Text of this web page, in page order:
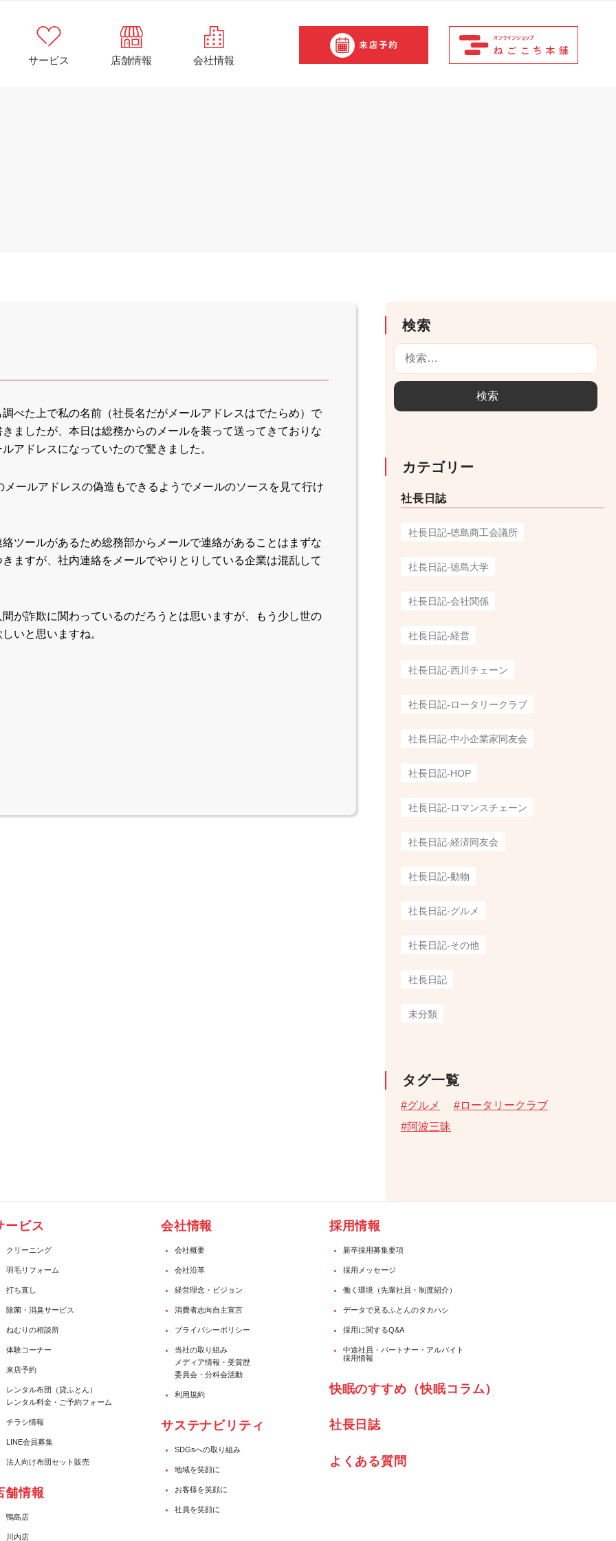
サービス 店舗情報 会社情報
検索
カテゴリー
社長日誌
社長日記-徳島商工会議所
社長日記-徳島大学
社長日記-会社関係
社長日記-経営
社長日記-西川チェーン
社長日記-ロータリークラブ
社長日記-中小企業家同友会
社長日記-HOP
社長日記-ロマンスチェーン
社長日記-経済同友会
社長日記-動物
社長日記-グルメ
社長日記-その他
社長日記
未分類
タグ一覧
グルメ
ロータリークラブ
阿波三昧
べた上で私の名前（社長名だがメールアドレスはでたらめ）で
ましたが、本日は総務からのメールを装って送ってきておりな
アドレスになっていたので驚きました。
ールアドレスの偽造もできるようでメールのソースを見て行け
ツールがあるため総務部からメールで連絡があることはまずな
ますが、社内連絡をメールでやりとりしている企業は混乱して
が詐欺に関わっているのだろうとは思いますが、もう少し世の
いと思いますね。
ービス
クリーニング
羽毛リフォーム
打ち直し
除菌・消臭サービス
ねむりの相談所
体験コーナー
来店予約
レンタル布団（貸ふとん）
レンタル料金・ご予約フォーム
チラシ情報
LINE会員募集
法人向け布団セット販売
舗情報
鴨島店
川内店
会社情報
会社概要
会社沿革
経営理念・ビジョン
消費者志向自主宣言
プライバシーポリシー
当社の取り組み
メディア情報・受賞歴
委員会・分科会活動
利用規約
サステナビリティ
SDGsへの取り組み
地域を笑顔に
お客様を笑顔に
社員を笑顔に
採用情報
新卒採用募集要項
採用メッセージ
働く環境（先輩社員・制度紹介）
データで見るふとんのタカハシ
採用に関するQ&A
中途社員・パートナー・アルバイト
採用情報
快眠のすすめ（快眠コラム）
社⾧日誌
よくある質問